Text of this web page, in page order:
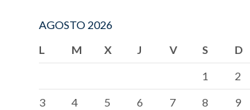
AGOSTO 2026
L
M X J V S
D
1
2
3
4 5 6 7 8
9